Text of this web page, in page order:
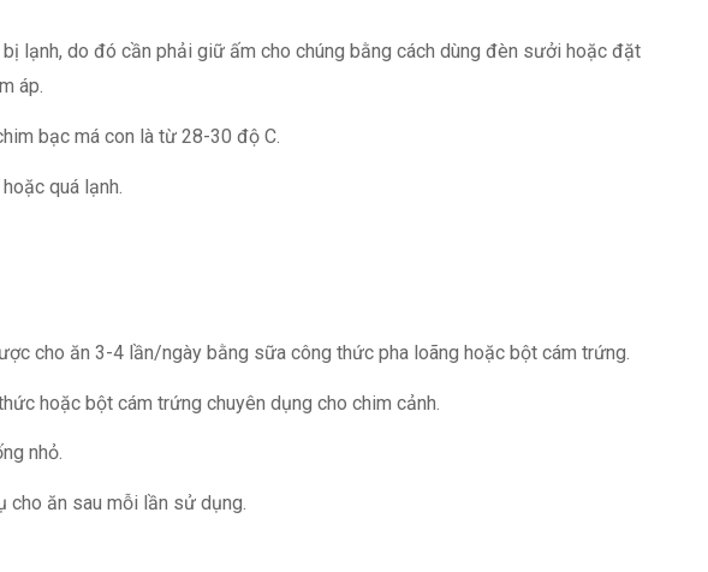
lạnh, do đó cần phải giữ ấm cho chúng bằng cách dùng đèn sưởi hoặc đặt
áp.
bạc má con là từ 28-30 độ C.
quá lạnh.
cho ăn 3-4 lần/ngày bằng sữa công thức pha loãng hoặc bột cám trứng.
hoặc bột cám trứng chuyên dụng cho chim cảnh.
nhỏ.
cho ăn sau mỗi lần sử dụng.